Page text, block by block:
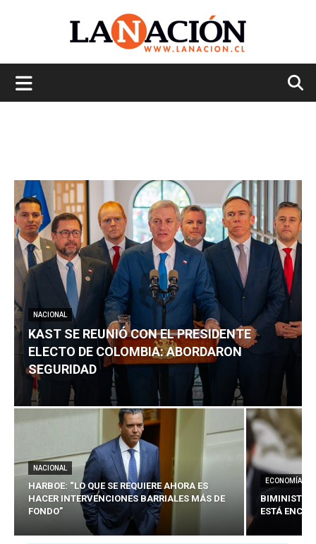
NACIONAL
KAST SE REUNIÓ CON EL PRESIDENTE
ELECTO DE COLOMBIA: ABORDARON
SEGURIDAD
NACIONAL
HARBOE: “LO QUE SE REQUIERE AHORA ES
HACER INTERVENCIONES BARRIALES MÁS DE
FONDO”
ECONOMÍA
BIMINISTRO
ESTÁ